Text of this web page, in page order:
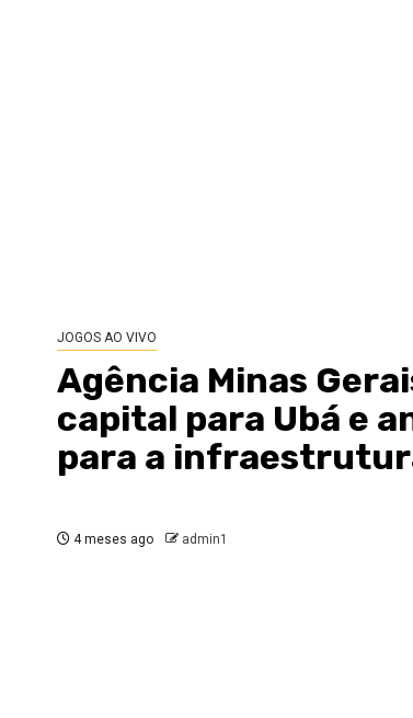
JOGOS AO VIVO
Agência Minas
capital para Ubá e
para a
4 meses ago admin1